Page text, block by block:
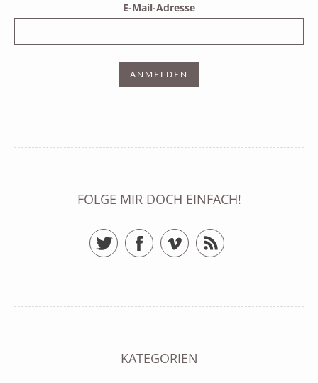
E-Mail-Adresse
FOLGE MIR DOCH EINFACH!
TwitterFacebookVimeo RSS Feed
KATEGORIEN